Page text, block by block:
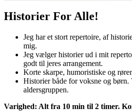
Historier For Alle!
Jeg har et stort repertoire, af
mig.
Jeg vælger historier ud i mit
godt til jeres arrangement.
Korte skarpe, humoristiske og
Historier både for voksne og
aldersgruppen.
Varighed: Alt fra 10 min til 2 timer.